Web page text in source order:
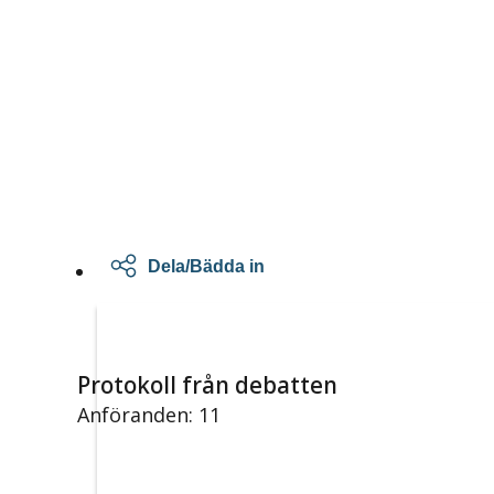
Dela/Bädda in
Protokoll från debatten
Anföranden: 11